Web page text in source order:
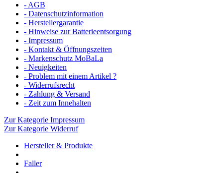
- AGB
- Datenschutzinformation
- Herstellergarantie
- Hinweise zur Batterieentsorgung
- Impressum
- Kontakt & Öffnungszeiten
- Markenschutz MoBaLa
- Neuigkeiten
- Problem mit einem Artikel ?
- Widerrufsrecht
- Zahlung & Versand
- Zeit zum Innehalten
Zur Kategorie Impressum
Zur Kategorie Widerruf
Hersteller & Produkte
Faller